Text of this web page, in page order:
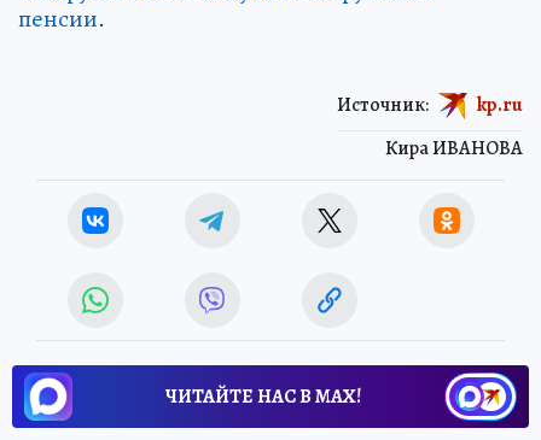
пенсии.
Кира ИВАНОВА
Источник: kp.ru
ЧИТАЙТЕ НАС В МАХ!